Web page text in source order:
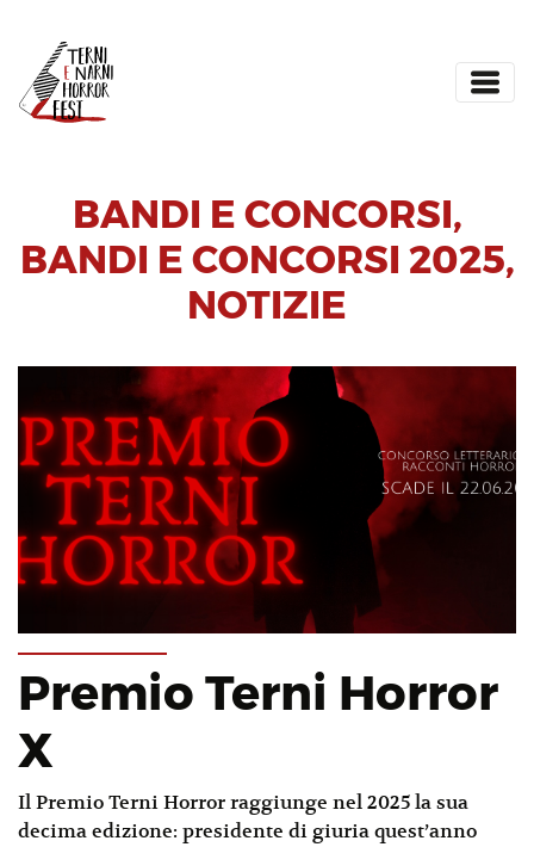
BANDI E CONCORSI,
BANDI E CONCORSI 2025,
NOTIZIE
Premio Terni Horror
X
Il Premio Terni Horror raggiunge nel 2025 la sua
decima edizione: presidente di giuria quest’anno